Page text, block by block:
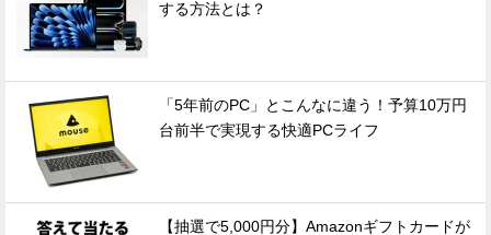
する方法とは？
「5年前のPC」とこんなに違う！予算10万円
台前半で実現する快適PCライフ
【抽選で5,000円分】Amazonギフトカードが